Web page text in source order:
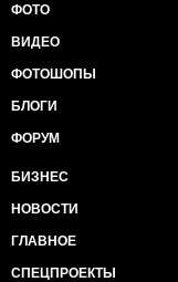
ФОТО
ВИДЕО
ФОТОШОПЫ
БЛОГИ
ФОРУМ
БИЗНЕС
НОВОСТИ
ГЛАВНОЕ
СПЕЦПРОЕКТЫ